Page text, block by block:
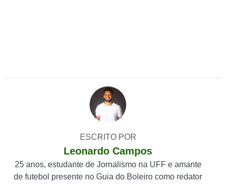
ESCRITO POR
Leonardo Campos
25 anos, estudante de Jornalismo na UFF e amante
de futebol presente no Guia do Boleiro como redator